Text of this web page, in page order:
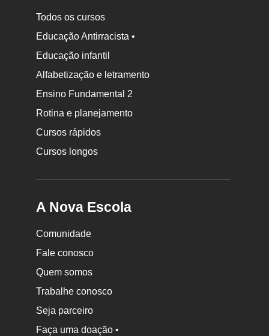
Todos os cursos
Educação Antirracista •
Educação infantil
Alfabetização e letramento
Ensino Fundamental 2
Rotina e planejamento
Cursos rápidos
Cursos longos
A Nova Escola
Comunidade
Fale conosco
Quem somos
Trabalhe conosco
Seja parceiro
Faça uma doação •